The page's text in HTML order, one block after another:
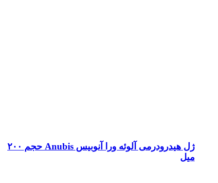
ژل هیدرودرمی آلوئه ورا آنوبیس Anubis حجم ۲۰۰
میل